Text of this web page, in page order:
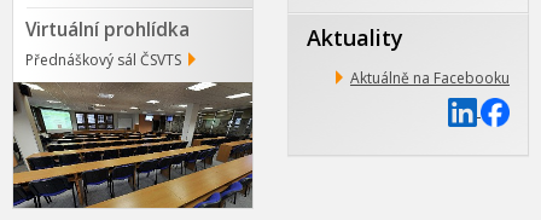
Virtuální prohlídka
Přednáškový sál ČSVTS
Aktuality
Aktuálně na Facebooku